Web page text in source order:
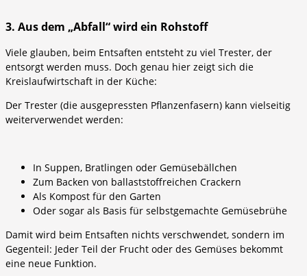
3. Aus dem „Abfall“ wird ein Rohstoff
Viele glauben, beim Entsaften entsteht zu viel Trester, der
entsorgt werden muss. Doch genau hier zeigt sich die
Kreislaufwirtschaft in der Küche:
Der Trester (die ausgepressten Pflanzenfasern) kann vielseitig
weiterverwendet werden:
In Suppen, Bratlingen oder Gemüsebällchen
Zum Backen von ballaststoffreichen Crackern
Als Kompost für den Garten
Oder sogar als Basis für selbstgemachte Gemüsebrühe
Damit wird beim Entsaften nichts verschwendet, sondern im
Gegenteil: Jeder Teil der Frucht oder des Gemüses bekommt
eine neue Funktion.